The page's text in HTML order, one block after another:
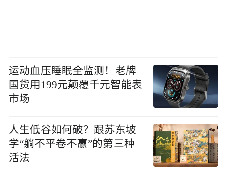
运动血压睡眠全监测！老牌
国货用199元颠覆千元智能表
市场
人生低谷如何破？跟苏东坡
学“躺不平卷不赢”的第三种
活法